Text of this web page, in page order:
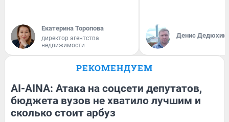
Екатерина Торопова
директор агентства
недвижимости
Денис Дедюхин
РЕКОМЕНДУЕМ
AI-AINA: Атака на соцсети депутатов,
бюджета вузов не хватило лучшим и
сколько стоит арбуз